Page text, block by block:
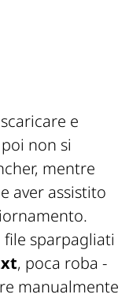
e
non si
mentre
aver assistito
sparpagliati
, poca roba -
manualmente